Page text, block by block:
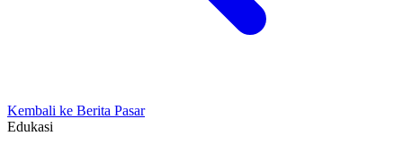
Kembali ke Berita Pasar
Edukasi